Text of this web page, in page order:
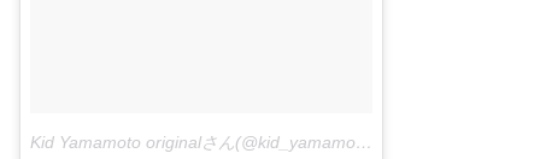
Kid Yamamoto originalさん(@kid_yamamoto)がシェアした投稿 –